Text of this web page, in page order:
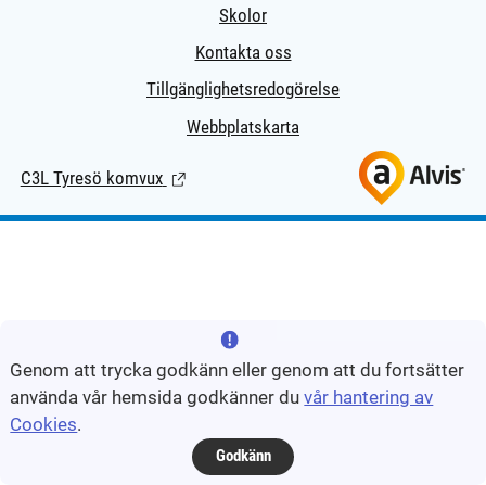
Skolor
Kontakta oss
Tillgänglighetsredogörelse
Webbplatskarta
C3L Tyresö komvux (Länk till extern sida.)
Genom att trycka godkänn eller genom att du fortsätter
använda vår hemsida godkänner duvår hantering av
Cookies.
Godkänn